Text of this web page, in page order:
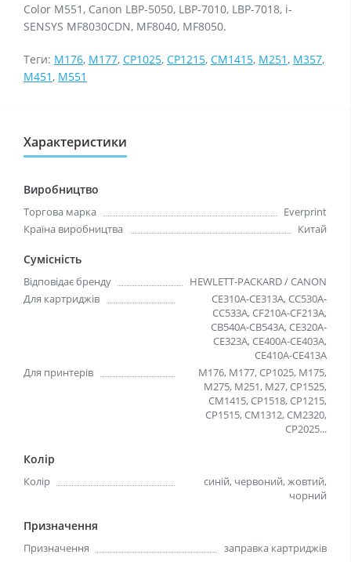
Color M551, Canon LBP-5050, LBP-7010, LBP-7018, i-
SENSYS MF8030CDN, MF8040, MF8050.
Теги: M176, M177, CP1025, CP1215, CM1415, M251, M357,
M451, M551
Характеристики
Виробництво
Торгова марка
Everprint
Країна виробництва
Китай
Сумісність
Відповідає бренду
HEWLETT-PACKARD / CANON
Для картриджів
CE310A-CE313A, CC530A-
CC533A, CF210A-CF213A,
CB540A-CB543A, CE320A-
CE323A, CE400A-CE403A,
CE410A-CE413A
Для принтерів
M176, M177, CP1025, M175,
M275, M251, M27, CP1525,
CM1415, CP1518, CP1215,
CP1515, CM1312, CM2320,
CP2025...
Колір
Колір
синій, червоний, жовтий,
чорний
Призначення
Призначення заправка картриджів